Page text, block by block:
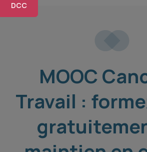
DCC
MOOC
Travail :